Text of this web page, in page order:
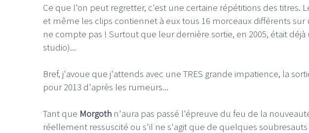
Ce que l'on peut regretter, c'est une certaine répétitions des titres.
et même les clips contiennet à eux tous 16 morceaux différents
ne compte pas ! Surtout que leur dernière sortie, en 2005, était déjà
studio)...
Bref, j'avoue que j'attends avec une TRES grande impatience, la
pour 2013 d'après les rumeurs...
Tant que Morgoth n'aura pas passé l'épreuve du feu de la
réellement ressuscité ou s'il ne s'agit que de quelques